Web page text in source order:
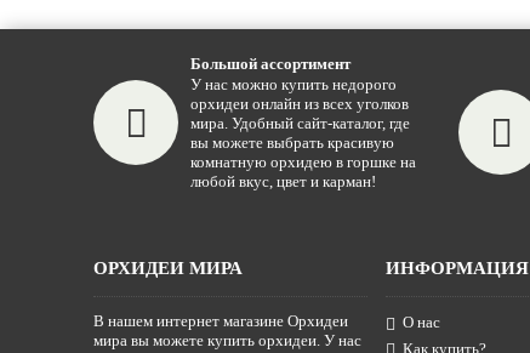
Большой ассортимент
У нас можно купить недорого
орхидеи онлайн из всех уголков
мира. Удобный сайт-каталог, где
вы можете выбрать красивую
комнатную орхидею в горшке на
любой вкус, цвет и карман!
ОРХИДЕИ МИРА
В нашем интернет магазине Орхидеи
мира вы можете купить орхидеи. У нас
ИНФОРМАЦИЯ
О нас
Как купить?